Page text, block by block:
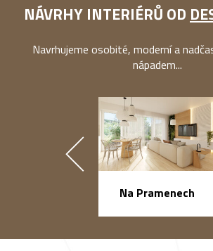
NÁVRHY INTERIÉRŮ OD
Navrhujeme osobité, moderní a
nápadem...
Na Pramenech